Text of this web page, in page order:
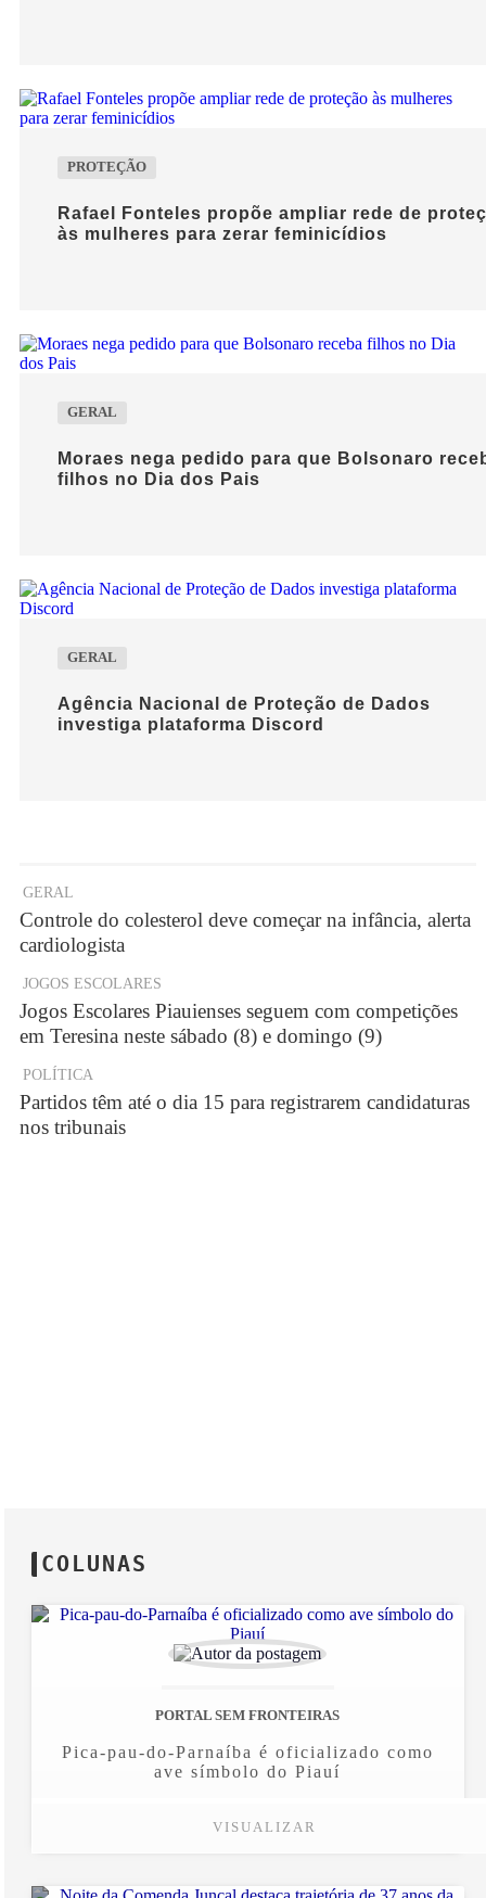
PROTEÇÃO
Rafael Fonteles propõe ampliar rede de
às mulheres para zerar feminicídios
GERAL
Moraes nega pedido para que Bolsonaro
filhos no Dia dos Pais
GERAL
Agência Nacional de Proteção de Dados
investiga plataforma Discord
GERAL
Controle do colesterol deve começar na infância, alerta
cardiologista
JOGOS ESCOLARES
Jogos Escolares Piauienses seguem com competições
em Teresina neste sábado (8) e domingo (9)
POLÍTICA
Partidos têm até o dia 15 para registrarem candidaturas
nos tribunais
COLUNAS
PORTAL SEM FRONTEIRAS
Pica-pau-do-Parnaíba é oficializado como
ave símbolo do Piauí
VISUALIZAR